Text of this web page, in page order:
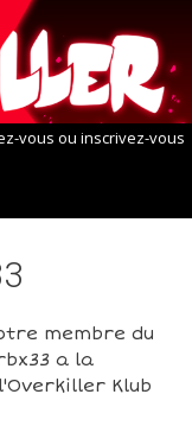
vous ou inscrivez-vous
membre du
a la
Klub